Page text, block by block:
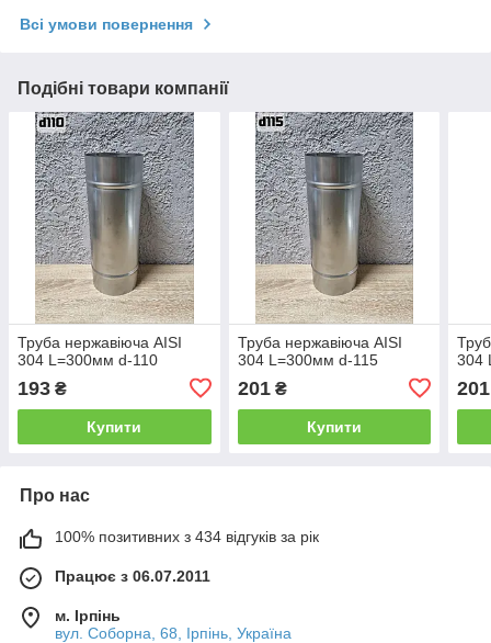
Всі умови повернення
Подібні товари компанії
Труба нержавіюча AISI
304 L=300мм d-110
193 ₴
Купити
Труба нержавіюча AISI
304 L=300мм d-115
201₴
Купити
304
201
Про нас
100% позитивних з 434 відгуків за рік
Працює з 06.07.2011
м. Ірпінь
вул. Соборна, 68, Ірпінь, Україна